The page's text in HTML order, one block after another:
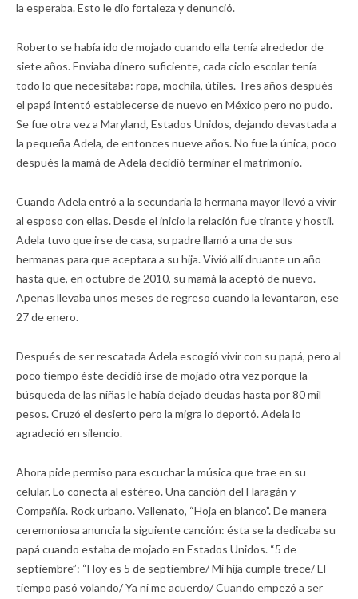
la esperaba. Esto le dio fortaleza y denunció.
Roberto se había ido de mojado cuando ella tenía alrededor de
siete años. Enviaba dinero suficiente, cada ciclo escolar tenía
todo lo que necesitaba: ropa, mochila, útiles. Tres años después
el papá intentó establecerse de nuevo en México pero no pudo.
Se fue otra vez a Maryland, Estados Unidos, dejando devastada a
la pequeña Adela, de entonces nueve años. No fue la única, poco
después la mamá de Adela decidió terminar el matrimonio.
Cuando Adela entró a la secundaria la hermana mayor llevó a vivir
al esposo con ellas. Desde el inicio la relación fue tirante y hostil.
Adela tuvo que irse de casa, su padre llamó a una de sus
hermanas para que aceptara a su hija. Vivió allí druante un año
hasta que, en octubre de 2010, su mamá la aceptó de nuevo.
Apenas llevaba unos meses de regreso cuando la levantaron, ese
27 de enero.
Después de ser rescatada Adela escogió vivir con su papá, pero al
poco tiempo éste decidió irse de mojado otra vez porque la
búsqueda de las niñas le había dejado deudas hasta por 80 mil
pesos. Cruzó el desierto pero la migra lo deportó. Adela lo
agradeció en silencio.
Ahora pide permiso para escuchar la música que trae en su
celular. Lo conecta al estéreo. Una canción del Haragán y
Compañía. Rock urbano. Vallenato, “Hoja en blanco”. De manera
ceremoniosa anuncia la siguiente canción: ésta se la dedicaba su
papá cuando estaba de mojado en Estados Unidos. “5 de
septiembre”: “Hoy es 5 de septiembre/ Mi hija cumple trece/ El
tiempo pasó volando/ Ya ni me acuerdo/ Cuando empezó a ser